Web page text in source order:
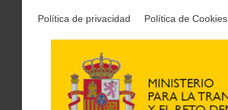
Política de privacidad Política de Cookies